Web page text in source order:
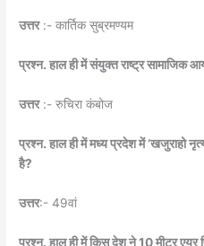
उत्तर:- कार्तिक सुब्रमण्यम
प्रश्न. हाल ही में संयुक्त राष्ट्र सामाजिक
उत्तर:- रुचिरा कंबोज
प्रश्न. हाल ही में मध्य प्रदेश में ‘खजुराहो
है?
उत्तर:- 49वां
प्रश्न. हाल ही में किस देश ने 10 मीटर एयर